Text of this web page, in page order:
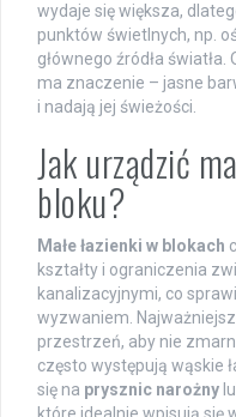
wydaje się większa,
punktów świetlnych, np.
głównego źródła
ma znaczenie – jasne
i nadają jej świeżości.
Jak urządzić
bloku?
Małe łazienki w blokach
kształty i ograniczenia
kanalizacyjnymi, co
wyzwaniem.
przestrzeń, aby nie
często występują wąskie
się na prysznic narożny
które idealnie wpisują się